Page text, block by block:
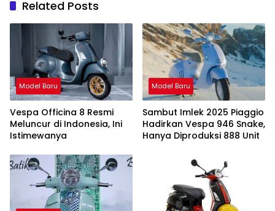
Related Posts
Model Baru
Vespa Officina 8 Resmi
Meluncur di Indonesia, Ini
Istimewanya
Model Baru
Sambut Imlek 2025 Piaggio
Hadirkan Vespa 946 Snake,
Hanya Diproduksi 888 Unit